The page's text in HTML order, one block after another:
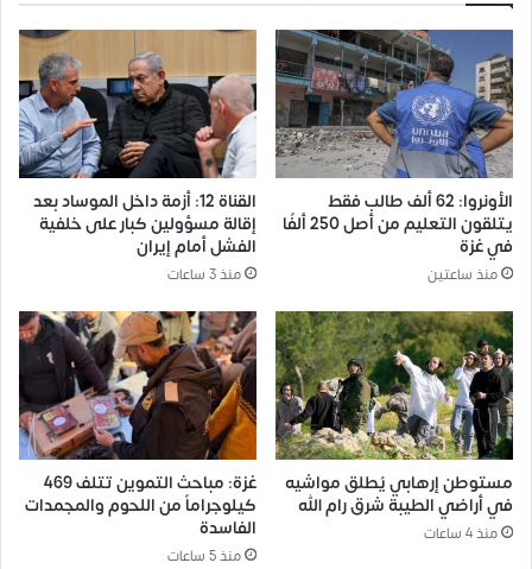
الأونروا: 62 ألف طالب فقط
يتلقون التعليم من أصل 250 ألفًا
في غزة
منذ ساعتين
القناة 12: أزمة داخل الموساد بعد
إقالة مسؤولين كبار على خلفية
الفشل أمام إيران
منذ 3 ساعات
مستوطن إرهابي يُطلق مواشيه
في أراضي الطيبة شرق رام الله
منذ 4 ساعات
غزة: مباحث التموين تتلف 469
كيلوجراماً من اللحوم والمجمدات
الفاسدة
منذ 5 ساعات